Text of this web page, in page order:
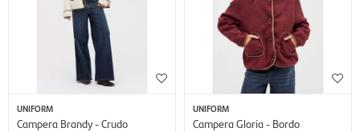
UNIFORM
Campera Brandy - Crudo
UNIFORM
Campera Gloria - Bordo